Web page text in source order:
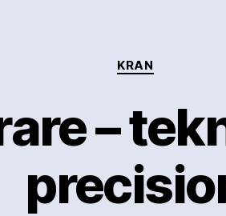
Kategorier
KRAN
–